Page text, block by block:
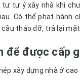
tư tự ý xây nhà khi
Có thể phạt hành
tháo dỡ, trả lại mặt
để được cấp
xây dựng nhà ở